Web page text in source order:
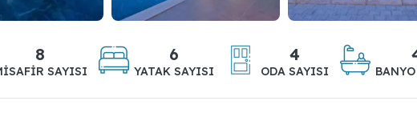
8
SAYISI
6
YATAK SAYISI
4
ODA SAYISI